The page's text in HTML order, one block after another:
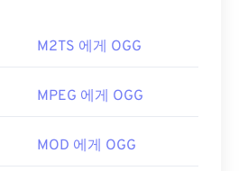
떻게 여나요?
Media Player,
일을 열 수 있습니다.
M2TS 에게 OGG
MPEG 에게 OGG
MOD 에게 OGG